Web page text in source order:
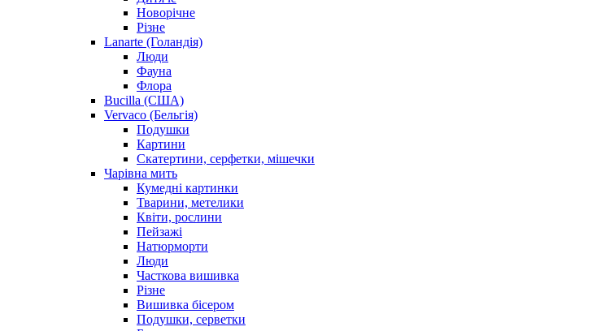
Новорічне
Різне
Lanarte (Голандія)
Люди
Фауна
Флора
Bucilla (США)
Vervaco (Бельгія)
Подушки
Картини
Скатертини, серфетки, мішечки
Чарiвна мить
Кумедні картинки
Тварини, метелики
Квіти, рослини
Пейзажі
Натюрморти
Люди
Часткова вишивка
Різне
Вишивка бісером
Подушки, серветки